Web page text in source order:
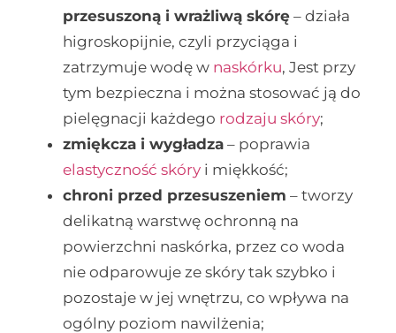
przesuszoną i wrażliwą skórę – działa
higroskopijnie, czyli przyciąga i
zatrzymuje wodę w naskórku, Jest przy
tym bezpieczna i można stosować ją do
pielęgnacji każdego rodzaju skóry;
zmiękcza i wygładza – poprawia
elastyczność skóry i miękkość;
chroni przed przesuszeniem – tworzy
delikatną warstwę ochronną na
powierzchni naskórka, przez co woda
nie odparowuje ze skóry tak szybko i
pozostaje w jej wnętrzu, co wpływa na
ogólny poziom nawilżenia;